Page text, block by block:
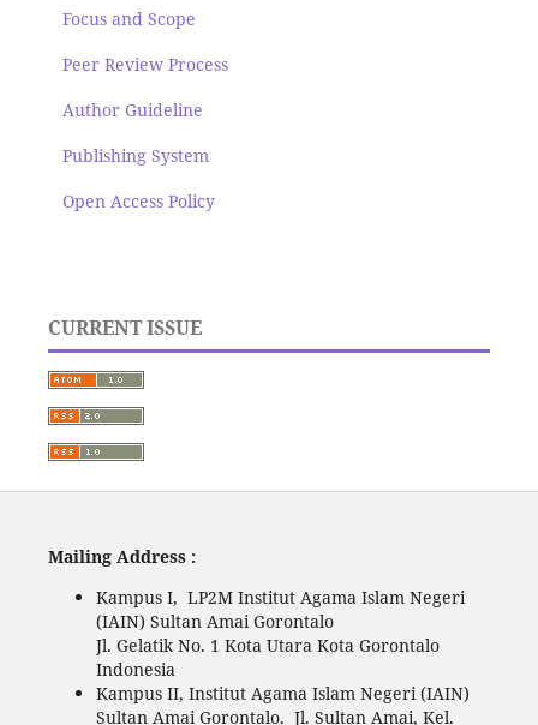
Focus and Scope
Peer Review Process
Author Guideline
Publishing System
Open Access Policy
CURRENT ISSUE
Mailing Address :
Kampus I, LP2M Institut Agama Islam Negeri
(IAIN) Sultan Amai Gorontalo
Jl. Gelatik No. 1 Kota Utara Kota Gorontalo
Indonesia
Kampus II, Institut Agama Islam Negeri (IAIN)
Sultan Amai Gorontalo. Jl. Sultan Amai, Kel.